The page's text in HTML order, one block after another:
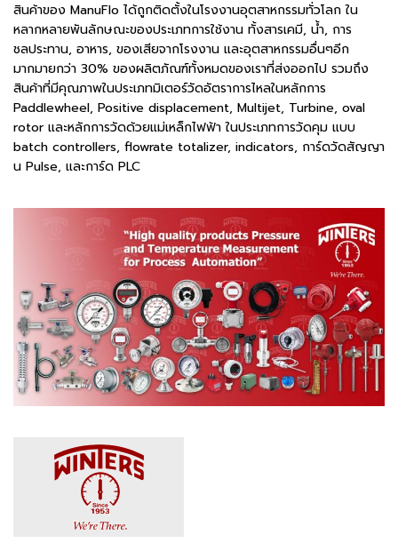
สินค้าของ ManuFlo ได้ถูกติดตั้งในโรงงานอุตสาหกรรมทั่วโลก ใน
หลากหลายพันลักษณะของประเภทการใช้งาน ทั้งสารเคมี, น้ำ, การ
ชลประทาน, อาหาร, ของเสียจากโรงงาน และอุตสาหกรรมอื่นๆอีก
มากมายกว่า 30% ของผลิตภัณฑ์ทั้งหมดของเราที่ส่งออกไป รวมถึง
สินค้าที่มีคุณภาพในประเภทมิเตอร์วัดอัตราการไหลในหลักการ
Paddlewheel, Positive displacement, Multijet, Turbine, oval
rotor และหลักการวัดด้วยแม่เหล็กไฟฟ้า ในประเภทการวัดคุม แบบ
batch controllers, flowrate totalizer, indicators, การ์ดวัดสัญญา
น Pulse, และการ์ด PLC